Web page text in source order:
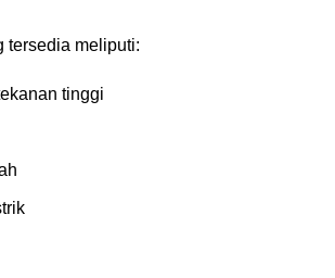
tersedia meliputi:
tinggi